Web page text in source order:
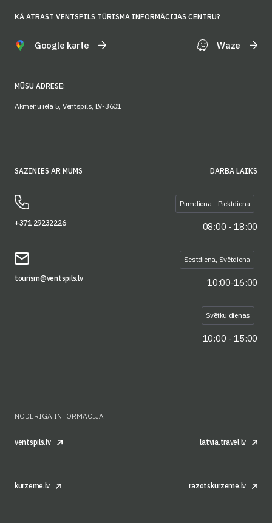
KĀ ATRAST VENTSPILS TŪRISMA INFORMĀCIJAS CENTRU?
Google karte Waze
MŪSU ADRESE:
Akmeņu iela 5, Ventspils, LV-3601
SAZINIES AR MUMS
+371 29232226
tourism@ventspils.lv
DARBA LAIKS
Pirmdiena - Piektdiena
08:00 - 18:00
Sestdiena, Svētdiena
10:00-16:00
Svētku dienas
10:00 - 15:00
NODERĪGA INFORMĀCIJA
ventspils.lv latvia.travel.lv
kurzeme.lv razotskurzeme.lv